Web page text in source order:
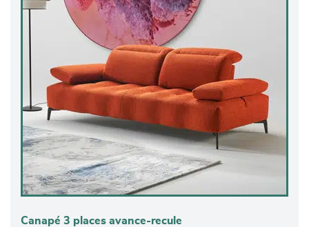
Canapé 3 places avance-recule